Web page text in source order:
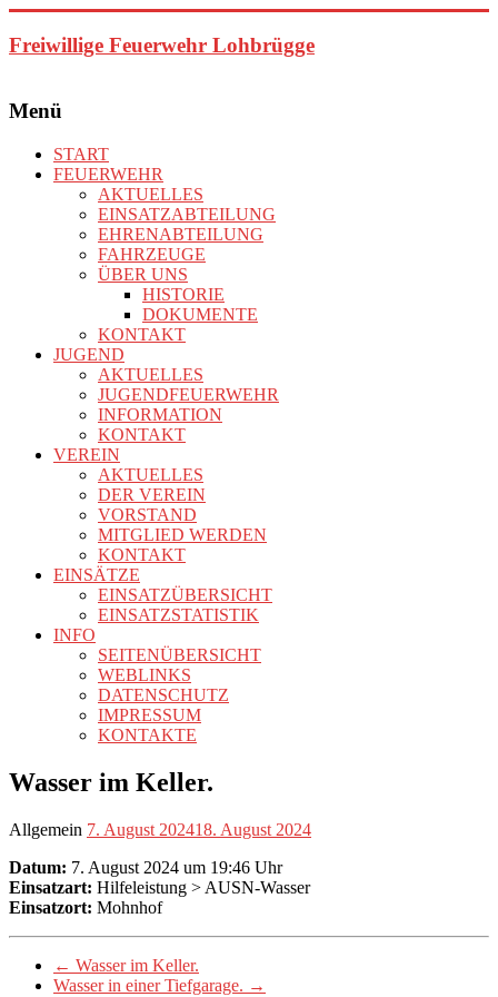
Inhalt
springen
Freiwillige Feuerwehr Lohbrügge
Menü
START
FEUERWEHR
AKTUELLES
EINSATZABTEILUNG
EHRENABTEILUNG
FAHRZEUGE
ÜBER UNS
HISTORIE
DOKUMENTE
KONTAKT
JUGEND
AKTUELLES
JUGENDFEUERWEHR
INFORMATION
KONTAKT
VEREIN
AKTUELLES
DER VEREIN
VORSTAND
MITGLIED WERDEN
KONTAKT
EINSÄTZE
EINSATZÜBERSICHT
EINSATZSTATISTIK
INFO
SEITENÜBERSICHT
WEBLINKS
DATENSCHUTZ
IMPRESSUM
KONTAKTE
Wasser im Keller.
Allgemein 7. August 202418. August 2024
Datum: 7. August 2024 um 19:46 Uhr
Einsatzart: Hilfeleistung > AUSN-Wasser
Einsatzort: Mohnhof
← Wasser im Keller.
Wasser in einer Tiefgarage. →